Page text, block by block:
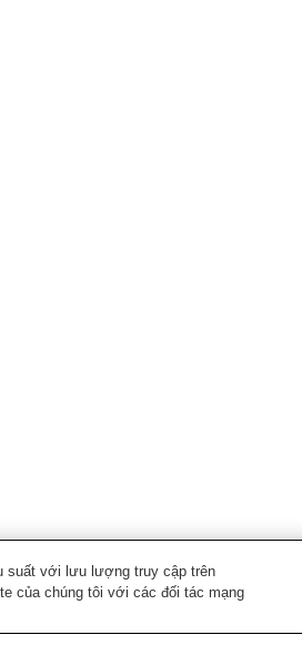
suất với lưu lượng truy cập trên
của chúng tôi với các đối tác mạng